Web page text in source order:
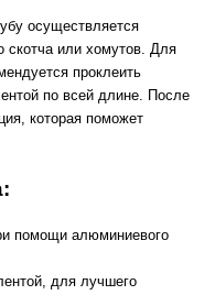
осуществляется
или хомутов. Для
проклеить
по всей длине. После
которая поможет
помощи алюминиевого
для лучшего